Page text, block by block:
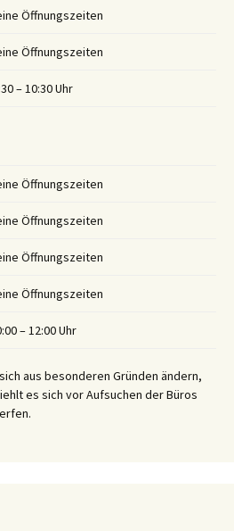
Öffnungszeiten
Öffnungszeiten
– 10:30 Uhr
Öffnungszeiten
Öffnungszeiten
Öffnungszeiten
Öffnungszeiten
– 12:00 Uhr
aus besonderen Gründen ändern,
es sich vor Aufsuchen der Büros